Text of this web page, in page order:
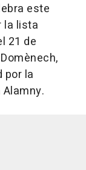
este
la lista
21 de
por la